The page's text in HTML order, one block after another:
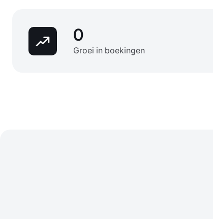
0
Groei in boekingen